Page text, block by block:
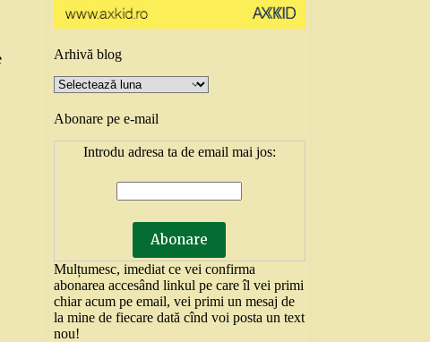
Arhivă blog
Arhivă
blog
Abonare pe e-mail
Introdu adresa ta de email mai jos:
Mulțumesc, imediat ce vei confirma
abonarea accesând linkul pe care îl vei primi
chiar acum pe email, vei primi un mesaj de
la mine de fiecare dată cînd voi posta un text
nou!